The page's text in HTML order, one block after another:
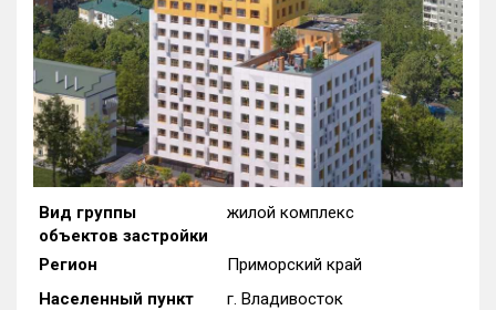
от до
Общая площадь, м²
от до
Срок сдачи
от Сдан в 2023 до
Вид объекта
Кол-во комнат
Вид группы
объектов застройки
жилой комплекс
Регион
Приморский край
Населенный пункт
г. Владивосток